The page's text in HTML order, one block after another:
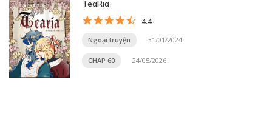
TeaRia
4.4
Ngoại truyện 31/01/2024
CHAP 60 24/05/2026